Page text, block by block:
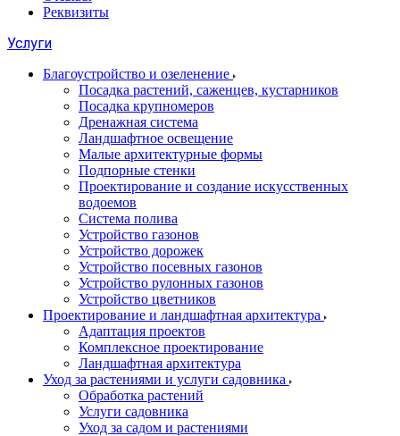
Реквизиты
Услуги
Благоустройство и озеленение
Посадка растений, саженцев, кустарников
Посадка крупномеров
Дренажная система
Ландшафтное освещение
Малые архитектурные формы
Подпорные стенки
Проектирование и создание искусственных
водоемов
Система полива
Устройство газонов
Устройство дорожек
Устройство посевных газонов
Устройство рулонных газонов
Устройство цветников
Проектирование и ландшафтная архитектура
Адаптация проектов
Комплексное проектирование
Ландшафтная архитектура
Уход за растениями и услуги садовника
Обработка растений
Услуги садовника
Уход за садом и растениями